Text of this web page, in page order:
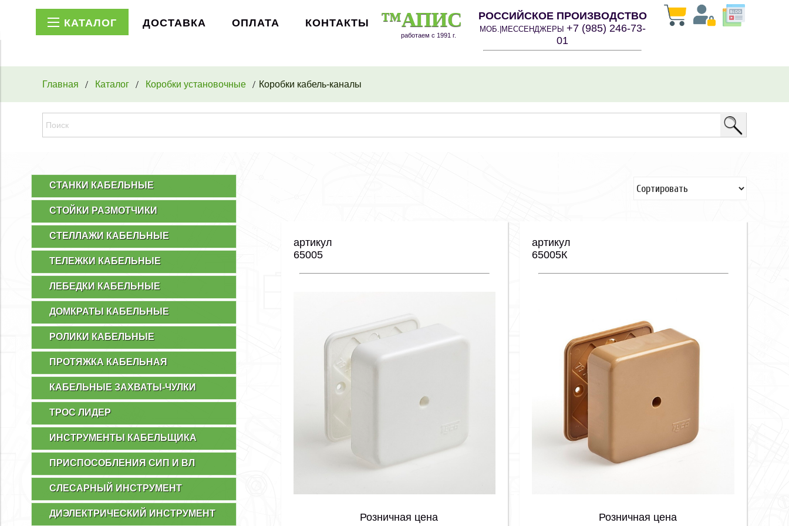
КАТАЛОГ ДОСТАВКА ОПЛАТА КОНТАКТЫ ™АПИС
работаем с 1991 г.
РОССИЙСКОЕ ПРОИЗВОДСТВО
МОБ.|МЕССЕНДЖЕРЫ +7 (985) 246-73-
01
Главная Каталог Коробки установочные Коробки кабель-каналы
СТАНКИ КАБЕЛЬНЫЕ
СТОЙКИ РАЗМОТЧИКИ
СТЕЛЛАЖИ КАБЕЛЬНЫЕ
ТЕЛЕЖКИ КАБЕЛЬНЫЕ
ЛЕБЕДКИ КАБЕЛЬНЫЕ
ДОМКРАТЫ КАБЕЛЬНЫЕ
РОЛИКИ КАБЕЛЬНЫЕ
ПРОТЯЖКА КАБЕЛЬНАЯ
КАБЕЛЬНЫЕ ЗАХВАТЫ-ЧУЛКИ
ТРОС ЛИДЕР
ИНСТРУМЕНТЫ КАБЕЛЬЩИКА
ПРИСПОСОБЛЕНИЯ СИП И ВЛ
СЛЕСАРНЫЙ ИНСТРУМЕНТ
ДИЭЛЕКТРИЧЕСКИЙ ИНСТРУМЕНТ
артикул
65005
Розничная цена
артикул
65005К
Розничная цена